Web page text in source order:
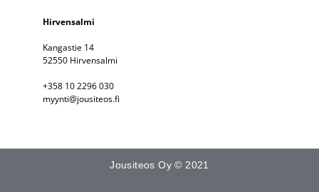
Hirvensalmi
Kangastie 14
52550 Hirvensalmi
+358 10 2296 030
myynti@jousiteos.fi
Jousiteos Oy © 2021